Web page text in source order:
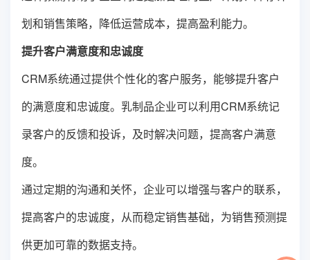
划和销售策略，降低运营成本，提高盈利能力。
提升客户满意度和忠诚度
CRM系统通过提供个性化的客户服务，能够提升客户
的满意度和忠诚度。乳制品企业可以利用CRM系统记
录客户的反馈和投诉，及时解决问题，提高客户满意
度。
通过定期的沟通和关怀，企业可以增强与客户的联系，
提高客户的忠诚度，从而稳定销售基础，为销售预测提
供更加可靠的数据支持。